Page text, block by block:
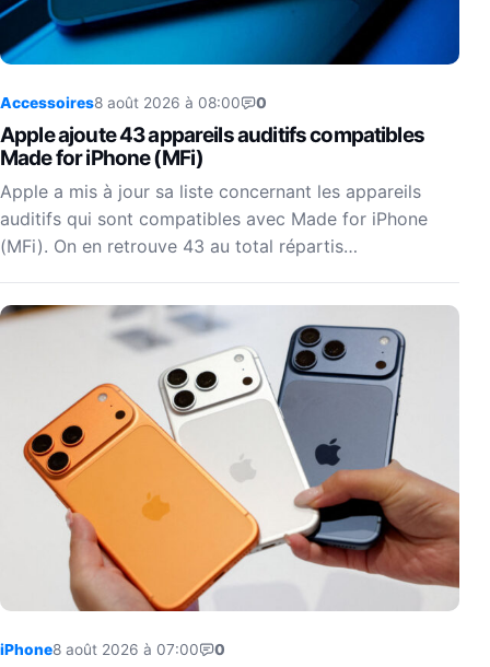
Accessoires8 août 2026 à 08:00 0
Apple ajoute 43 appareils auditifs compatibles
Made for iPhone (MFi)
Apple a mis à jour sa liste concernant les appareils
auditifs qui sont compatibles avec Made for iPhone
(MFi). On en retrouve 43 au total répartis…
iPhone8 août 2026 à 07:00 0